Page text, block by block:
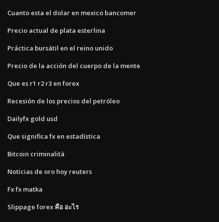
Cuanto esta el dolar en mexico bancomer
Precio actual de plata esterlina
Práctica bursátil en el reino unido
Precio de la acción del cuerpo de la mente
Que es r1 r2 r3 en forex
Recesión de los precios del petróleo
Dailyfx gold usd
Que significa fx en estadística
Bitcoin criminalità
Noticias de oro hoy reuters
Fx fx matka
Slippage forex คือ อะไร